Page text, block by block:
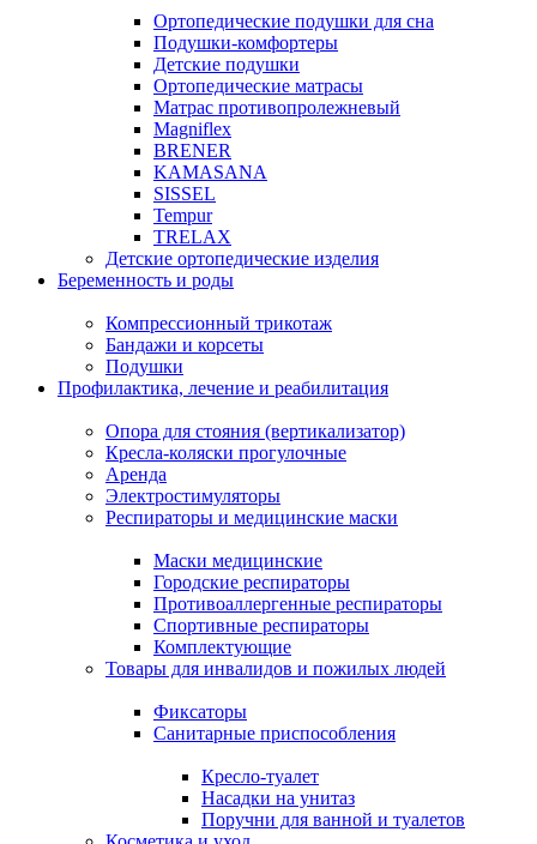
Ортопедические подушки для сна
Подушки-комфортеры
Детские подушки
Ортопедические матрасы
Матрас противопролежневый
Magniflex
BRENER
KAMASANA
SISSEL
Tempur
TRELAX
Детские ортопедические изделия
Беременность и роды
Компрессионный трикотаж
Бандажи и корсеты
Подушки
Профилактика, лечение и реабилитация
Опора для стояния (вертикализатор)
Кресла-коляски прогулочные
Аренда
Электростимуляторы
Респираторы и медицинские маски
Маски медицинские
Городские респираторы
Противоаллергенные респираторы
Спортивные респираторы
Комплектующие
Товары для инвалидов и пожилых людей
Фиксаторы
Санитарные приспособления
Кресло-туалет
Насадки на унитаз
Поручни для ванной и туалетов